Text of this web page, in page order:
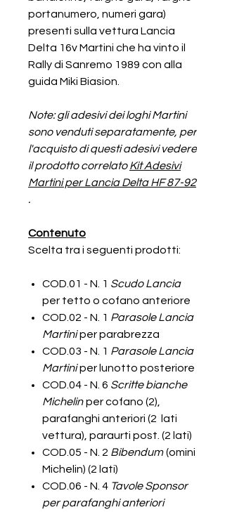
portanumero, numeri gara)
presenti sulla vettura Lancia
Delta 16v Martini che ha vinto il
Rally di Sanremo 1989 con alla
guida Miki Biasion.
Note: gli adesivi dei loghi Martini
sono venduti separatamente, per
l'acquisto di questi adesivi vedere
il prodotto correlatoKit Adesivi
Martini per Lancia Delta HF 87-92
.
Contenuto
Scelta tra i seguenti prodotti:
COD.01 - N. 1 Scudo Lancia
per tetto o cofano anteriore
COD.02 - N. 1 Parasole Lancia
Martiniper parabrezza
COD.03 - N. 1 Parasole Lancia
Martiniper lunotto posteriore
COD.04 - N. 6 Scritte bianche
Michelin per cofano (2),
parafanghi anteriori (2 lati
vettura), paraurti post. (2 lati)
COD.05 - N. 2 Bibendum (omini
Michelin) (2 lati)
COD.06 - N. 4 Tavole Sponsor
per parafanghi anteriori